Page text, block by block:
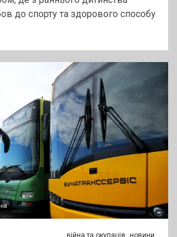
до спорту та здорового способу